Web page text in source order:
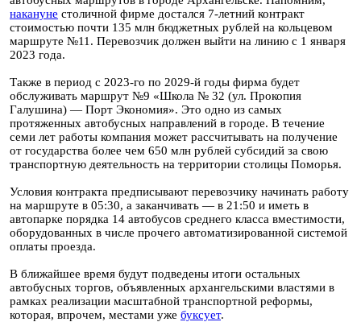
накануне столичной фирме достался 7-летний контракт
стоимостью почти 135 млн бюджетных рублей на кольцевом
маршруте №11. Перевозчик должен выйти на линию с 1 января
2023 года.
Также в период с 2023-го по 2029-й годы фирма будет
обслуживать маршрут №9 «Школа № 32 (ул. Прокопия
Галушина) — Порт Экономия». Это одно из самых
протяженных автобусных направлений в городе. В течение
семи лет работы компания может рассчитывать на получение
от государства более чем 650 млн рублей субсидий за свою
транспортную деятельность на территории столицы Поморья.
Условия контракта предписывают перевозчику начинать работу
на маршруте в 05:30, а заканчивать — в 21:50 и иметь в
автопарке порядка 14 автобусов среднего класса вместимости,
оборудованных в числе прочего автоматизированной системой
оплаты проезда.
В ближайшее время будут подведены итоги остальных
автобусных торгов, объявленных архангельскими властями в
рамках реализации масштабной транспортной реформы,
которая, впрочем, местами уже буксует.